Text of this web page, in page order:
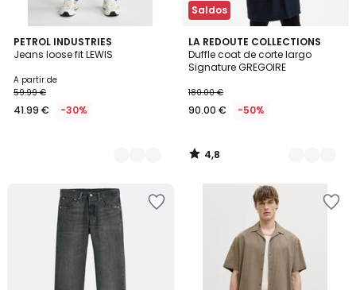
PETROL INDUSTRIES
Jeans loose fit LEWIS
A partir de
59.99 €
41.99 € -30%
2
Cores
Saldos
LA REDOUTE COLLECTIONS
Duffle coat de corte largo
Signature GREGOIRE
180.00 €
90.00 € -50%
4,8
/ 5
2
Cores
4,8
/